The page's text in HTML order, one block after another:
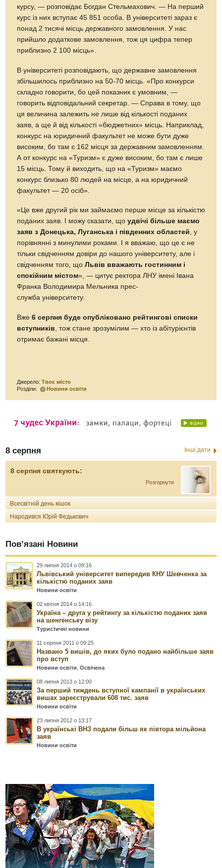
курсу, — розповідає Богдан Стельмахович. — На перший
курс із них вступає 45 851 особа. В університеті зараз є
понад 2 тисячі місць державного замовлення. У нас
прийшло додаткове замовлення, тож ця цифра тепер
приблизно 2 100 місць».
В університеті розповідають, що державне замовлення
збільшилось приблизно на 50-70 місць. «Про конкурси
складно говорити, бо цей показник є умовним, —
говорить відповідальний секретар. — Справа в тому, що
ця величина залежить не лише від кількості поданих
заяв, а ще й від кількості «бюджетних» місць. Наприклад,
конкурс на юридичний факультет не може бути дуже
високим, бо там є 162 місця за державним замовленням.
А от конкурс на «Туризм» є дуже високим, бо там є лише
15 місць. Тому й виходить, що на «Туризм» маємо
конкурс близько 80 людей на місце, а на юридичний
факультет — 20 осіб».
«Це вже другий рік ми займаємо перше місце за кількістю
поданих заяв. І можу сказати, щоудвічі більше маємо
заяв з Донецька, Луганська і південних областей, у
порівнянні з минулими роками. І я вважаю, що це є не
тільки свідченням довіри до нашого університету, але і
свідченням того, щоЛьвів вважають гостинним і
спокійним містом», — цитує ректора ЛНУ імені Івана
Франка Володимира Мельника прес-
служба університету.
Вже6 серпня буде опубліковано рейтингові списки
вступників, тож стане зрозумілим — хто із абітурієнтів
отримає бажані місця.
Джерело:Твоє місто
Розділи:
Новини освіти
8 серпня Інші дати
8 серпня святкують:
Розгорнути
Всесвітній день кішок
Народився Юрій Федькович
Пов’язані Новини
29 липня 2014 о 09:16
Львівський університет випередив КНУ Шевченка за
кількістю поданих заяв
Новини освіти
02 квітня 2014 о 14:16
Україна – друга у рейтингу за кількістю поданих заяв
на шенгенську візу
Туристичні новини
11 серпня 2011 о 09:25
Названо 5 вишів, до яких було подано найбільше заяв
про вступ
Новини освіти ,Освічена
08 липня 2013 о 12:00
За перший тиждень вступної кампанії в українських
вишах зареєстрували 608 тис. заяв
Новини освіти
23 липня 2012 о 13:17
В українські ВНЗ подали більш як півтора мільйона
заяв
Новини освіти